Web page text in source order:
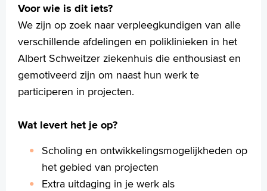
Voor wie is dit iets?
We zijn op zoek naar verpleegkundigen van alle
verschillende afdelingen en poliklinieken in het
Albert Schweitzer ziekenhuis die enthousiast en
gemotiveerd zijn om naast hun werk te
participeren in projecten.
Wat levert het je op?
Scholing en ontwikkelingsmogelijkheden op
het gebied van projecten
Extra uitdaging in je werk als